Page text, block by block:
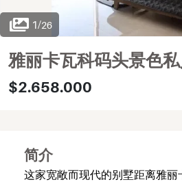
1/26
雅丽卡瓦科码头景色
$2.658.000
简介
这家宽敞而现代的别墅距离雅丽